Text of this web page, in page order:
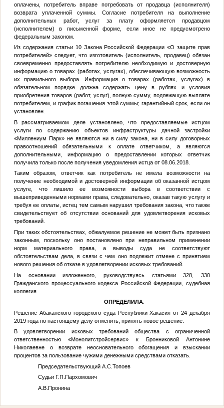
оплачены, потребитель вправе потребовать от продавца (исполнителя)
возврата уплаченной суммы. Согласие потребителя на выполнение
дополнительных работ, услуг за плату оформляется продавцом
(исполнителем) в письменной форме, если иное не предусмотрено
федеральным законом.
Из содержания статьи 10 Закона Российской Федерации «О защите прав
потребителей» следует, что изготовитель (исполнитель, продавец) обязан
своевременно предоставлять потребителю необходимую и достоверную
информацию о товарах (работах, услугах), обеспечивающую возможность
их правильного выбора. Информация о товарах (работах, услугах) в
обязательном порядке должна содержать цену в рублях и условия
приобретения товаров (работ, услуг), полную сумму, подлежащую выплате
потребителем, и график погашения этой суммы; гарантийный срок, если он
установлен.
В рассматриваемом деле установлено, что предоставляемые истцом
услуги по содержанию объектов инфраструктуры дачной застройки
«Миллениум Парк» не являются ни в силу закона, ни в силу договорных
правоотношений обязательными к оплате ответчиком, а являются
дополнительными, информацию о предоставлении которых ответчик
получила только после получения уведомления истца от 08.06.2018.
Таким образом, ответчик как потребитель не имела возможности на
получение необходимой и достоверной информации об оказанной истцом
услуге, что лишило ее возможности выбора в соответствии с
вышеприведенными нормами права, следовательно, оказав такую услугу и
требуя ее оплаты, истец тем самым нарушил требования закона, что также
свидетельствует об отсутствии оснований для удовлетворения исковых
требований.
При таких обстоятельствах, обжалуемое решение не может быть признано
законным, поскольку оно постановлено при неправильном применении
норм материального права, а выводы суда не соответствуют
обстоятельствам дела, в связи с чем оно подлежит отмене с принятием
нового решения об отказе в удовлетворении исковых требований.
На основании изложенного, руководствуясь статьями 328, 330
Гражданского процессуального кодекса Российской Федерации, судебная
коллегия
ОПРЕДЕЛИЛА:
Решение Абаканского городского суда Республики Хакасия от 24 декабря
2019 года по настоящему делу отменить, принять новое решение.
В удовлетворении исковых требований общества с ограниченной
ответственностью «Монолитстройсервис» к Бронниковой Антонине
Николаевне о возврате неосновательного обогащения и взыскании
процентов за пользование чужими денежными средствами отказать.
Председательствующий А.С.Топоев
Судьи Г.П.Пархомович
А.В.Пронина